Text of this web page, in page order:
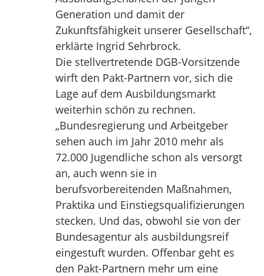
Generation und damit der
Zukunftsfähigkeit unserer Gesellschaft“,
erklärte Ingrid Sehrbrock.
Die stellvertretende DGB-Vorsitzende
wirft den Pakt-Partnern vor, sich die
Lage auf dem Ausbildungsmarkt
weiterhin schön zu rechnen.
„Bundesregierung und Arbeitgeber
sehen auch im Jahr 2010 mehr als
72.000 Jugendliche schon als versorgt
an, auch wenn sie in
berufsvorbereitenden Maßnahmen,
Praktika und Einstiegsqualifizierungen
stecken. Und das, obwohl sie von der
Bundesagentur als ausbildungsreif
eingestuft wurden. Offenbar geht es
den Pakt-Partnern mehr um eine